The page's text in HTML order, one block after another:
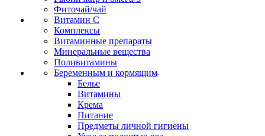
Фиточай/чай
Витамин С
Комплексы
Витаминные препараты
Минеральные вещества
Поливитамины
Беременным и кормящим
Белье
Витамины
Крема
Питание
Предметы личной гигиены